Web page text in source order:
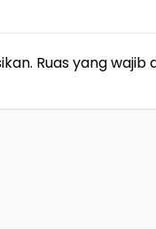
Ruas yang wajib